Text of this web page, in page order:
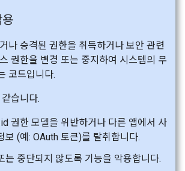
나 승격된 권한을 취득하거나 보안 관련
권한을 변경 또는 중지하여 시스템의 무
코드입니다.
습니다.
권한 모델을 위반하거나 다른 앱에서 사
보 (예: OAuth 토큰)를 탈취합니다.
는 중단되지 않도록 기능을 악용합니다.